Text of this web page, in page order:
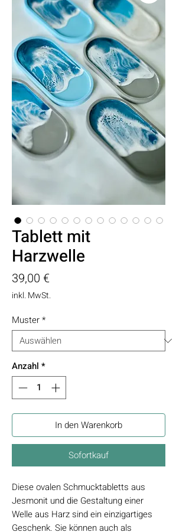
Tablett mit
Harzwelle
39,00 €Preis
inkl. MwSt.
Muster*
Anzahl *
In den Warenkorb
Sofortkauf
Diese ovalen Schmucktabletts aus
Jesmonit und die Gestaltung einer
Welle aus Harz sind ein einzigartiges
Geschenk. Sie können auch als